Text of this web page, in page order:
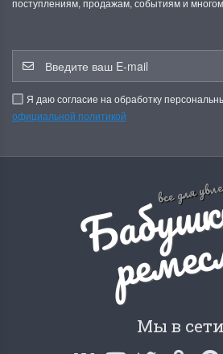
поступлениям, продажам, событиям и
Я даю согласие на обработку
официальной политикой
все для
Мы в сети